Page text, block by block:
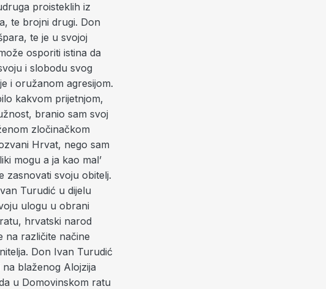
proisteklih iz
te brojni drugi. Don
te je u svojoj
osporiti istina da
i slobodu svog
i oružanom agresijom.
kakvom prijetnjom,
branio sam svoj
zločinačkom
Hrvat, nego sam
mogu a ja kao mal’
zasnovati svoju obitelj.
Turudić u dijelu
ulogu u obrani
hrvatski narod
na različite načine
Don Ivan Turudić
blaženog Alojzija
u Domovinskom ratu